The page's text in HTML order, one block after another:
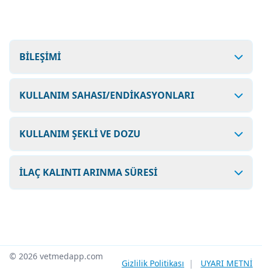
BİLEŞİMİ
KULLANIM SAHASI/ENDİKASYONLARI
KULLANIM ŞEKLİ VE DOZU
İLAÇ KALINTI ARINMA SÜRESİ
© 2026 vetmedapp.com
Gizlilik Politikası | UYARI METNİ